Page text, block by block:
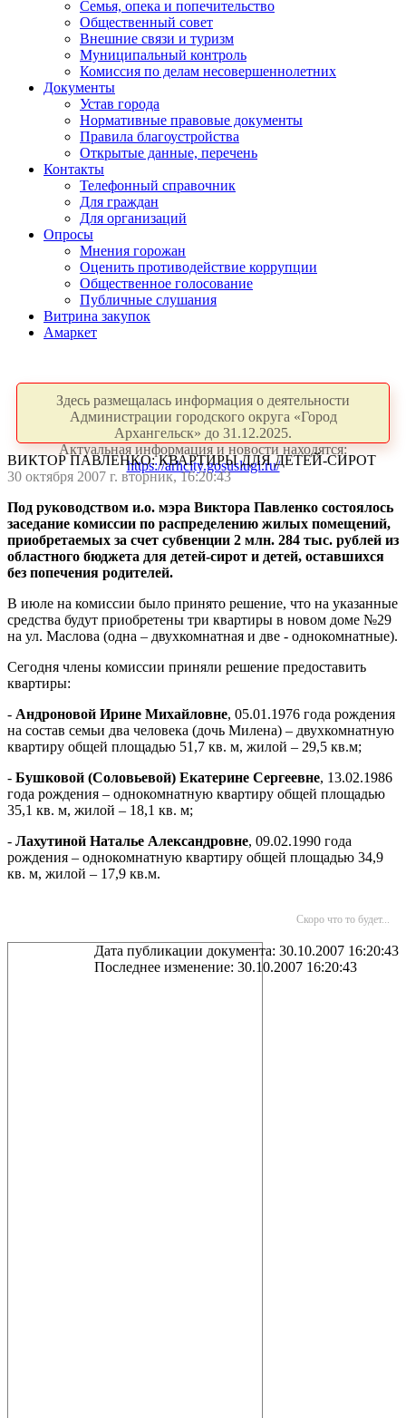
Семья, опека и попечительство
Общественный совет
Внешние связи и туризм
Муниципальный контроль
Комиссия по делам несовершеннолетних
Документы
Устав города
Нормативные правовые документы
Правила благоустройства
Открытые данные, перечень
Контакты
Телефонный справочник
Для граждан
Для организаций
Опросы
Мнения горожан
Оценить противодействие коррупции
Общественное голосование
Публичные слушания
Витрина закупок
Амаркет
Здесь размещалась информация о деятельности
Администрации городского округа «Город
Архангельск» до 31.12.2025.
Актуальная информация и новости находятся:
https://arhcity.gosuslugi.ru/
ВИКТОР ПАВЛЕНКО: КВАРТИРЫ ДЛЯ ДЕТЕЙ-СИРОТ
30 октября 2007 г. вторник, 16:20:43
Под руководством и.о. мэра Виктора Павленко состоялось
заседание комиссии по распределению жилых помещений,
приобретаемых за счет субвенции 2 млн. 284 тыс. рублей из
областного бюджета для детей-сирот и детей, оставшихся
без попечения родителей.
В июле на комиссии было принято решение, что на указанные
средства будут приобретены три квартиры в новом доме №29
на ул. Маслова (одна – двухкомнатная и две - однокомнатные).
Сегодня члены комиссии приняли решение предоставить
квартиры:
- Андроновой Ирине Михайловне, 05.01.1976 года рождения
на состав семьи два человека (дочь Милена) – двухкомнатную
квартиру общей площадью 51,7 кв. м, жилой – 29,5 кв.м;
- Бушковой (Соловьевой) Екатерине Сергеевне, 13.02.1986
года рождения – однокомнатную квартиру общей площадью
35,1 кв. м, жилой – 18,1 кв. м;
- Лахутиной Наталье Александровне, 09.02.1990 года
рождения – однокомнатную квартиру общей площадью 34,9
кв. м, жилой – 17,9 кв.м.
Скоро что то будет...
Дата публикации документа: 30.10.2007 16:20:43
Последнее изменение: 30.10.2007 16:20:43